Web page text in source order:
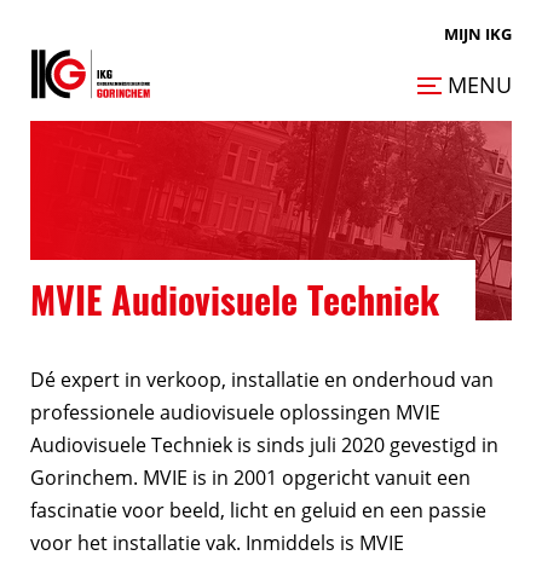
MIJN IKG
MENU
MVIE Audiovisuele Techniek
Dé expert in verkoop, installatie en onderhoud van
professionele audiovisuele oplossingen MVIE
Audiovisuele Techniek is sinds juli 2020 gevestigd in
Gorinchem. MVIE is in 2001 opgericht vanuit een
fascinatie voor beeld, licht en geluid en een passie
voor het installatie vak. Inmiddels is MVIE